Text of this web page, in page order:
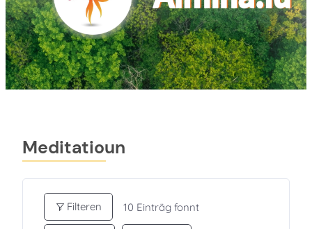
Meditatioun
Filteren 10 Einträg fonnt